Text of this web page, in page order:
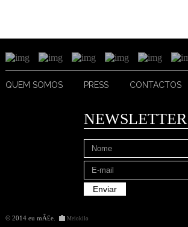
QUEM SOMOS PRESS CONTACTOS
NEWSLETTER
© 2014 eu mÃ£e. Meiokilo